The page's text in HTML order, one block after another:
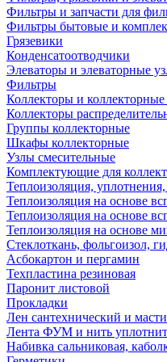
Фильтры и запчасти для
Фильтры бытовые и
Грязевики
Конденсатоотводчики
Элеваторы и элеваторные
Фильтры
Коллекторы и
Коллекторы
Группы коллекторные
Шкафы коллекторные
Узлы смесительные
Комплектующие для
Теплоизоляция,
Теплоизоляция на основе
Теплоизоляция на основе
Теплоизоляция на основе
Стеклоткань, фольгоизол,
Асбокартон и пергамин
Техпластина резиновая
Паронит листовой
Прокладки
Лен сантехнический и
Лента ФУМ и нить
Набивка сальниковая,